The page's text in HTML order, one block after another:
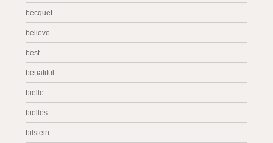
becquet
believe
best
beuatiful
bielle
bielles
bilstein